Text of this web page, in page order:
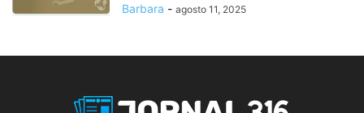
Barbara - agosto 11, 2025